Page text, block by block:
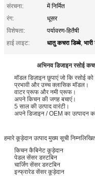
संरचना:
में निर्मित
रंग:
धूसर
विशेषता:
पर्यावरण-हितैषी
हाई लाइट:
धातु कचरा डिब्बे,
अभिनव डिजाइन रसोई
मॉडल डिज़ाइन छुपाएं जो कि रसोई
प्रभावी और उच्च क्लासिक मॉडल।
वाटर प्रूफ और नमी प्रूफ।
अपने किचन की जगह बचाएं।
5 साल की उत्पाद वारंटी।
अपने डिजाइन / OEM का उत्पादन
हमारे कूड़ेदान उत्पाद मुख्य सूची
किचन कैबिनेट कूड़ेदान
पेडल सेंसर डस्टबिन
चार्जिंग सेंसर डस्टबिन
इन्फ्रारेड सेंसर कूड़ेदान